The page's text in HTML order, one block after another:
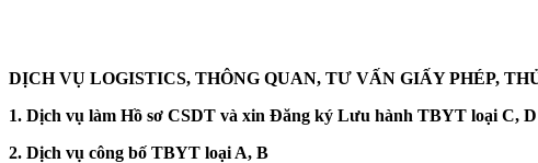
DỊCH VỤ LOGISTICS, THÔNG QUAN, TƯ VẤN GIẤY PHÉP,
1. Dịch vụ làm Hồ sơ CSDT và xin Đăng ký Lưu hành TBYT loại C, D
2. Dịch vụ công bố TBYT loại A, B